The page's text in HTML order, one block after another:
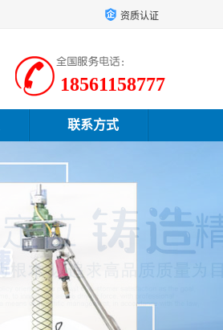
资质认证
18561158777
联系方式